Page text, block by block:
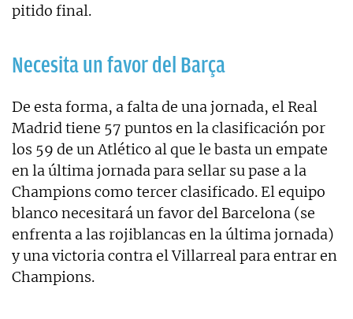
pitido final.
Necesita un favor del Barça
De esta forma, a falta de una jornada, el Real
Madrid tiene 57 puntos en la clasificación por
los 59 de un Atlético al que le basta un empate
en la última jornada para sellar su pase a la
Champions como tercer clasificado. El equipo
blanco necesitará un favor del Barcelona (se
enfrenta a las rojiblancas en la última jornada)
y una victoria contra el Villarreal para entrar en
Champions.